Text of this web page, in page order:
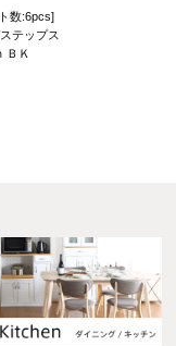
数:6pcs]
テップス
ＢＫ